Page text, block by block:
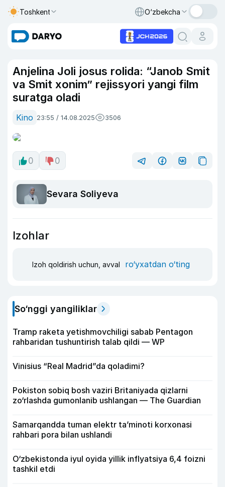
Toshkent O‘zbekcha
Anjelina Joli josus rolida: “Janob Smit
va Smit xonim” rejissyori yangi film
suratga oladi
Kino 23:55 / 14.08.2025 3506
0 0
Sevara Soliyeva
Izohlar
Izoh qoldirish uchun, avval ro‘yxatdan o‘ting
So‘nggi yangiliklar
Tramp raketa yetishmovchiligi sabab Pentagon
rahbaridan tushuntirish talab qildi — WP
Vinisius “Real Madrid”da qoladimi?
Pokiston sobiq bosh vaziri Britaniyada qizlarni
zo‘rlashda gumonlanib ushlangan — The Guardian
Samarqandda tuman elektr ta’minoti korxonasi
rahbari pora bilan ushlandi
O‘zbekistonda iyul oyida yillik inflyatsiya 6,4 foizni
tashkil etdi